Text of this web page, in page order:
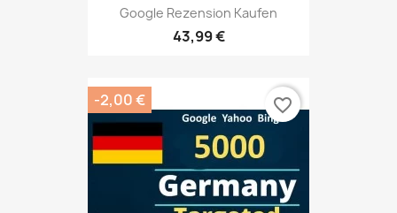
Google Rezension Kaufen
43,99 €
-2,00 € favorite_border